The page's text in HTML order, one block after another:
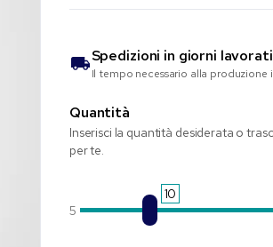
Spedizioni in giorni
Il tempo necessario alla
Quantità
Inserisci la quantità desiderata o
per te.
10
5